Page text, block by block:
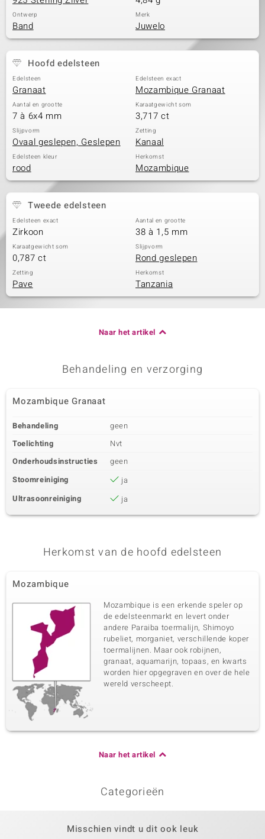
Ontwerp
Band
Merk
Juwelo
Hoofd edelsteen
Edelsteen
Granaat
Edelsteen exact
Mozambique Granaat
Aantal en grootte
7 à 6x4 mm
Karaatgewicht som
3,717 ct
Slijpvorm
Ovaal geslepen, Geslepen
Zetting
Kanaal
Edelsteen kleur
rood
Herkomst
Mozambique
Tweede edelsteen
Edelsteen exact
Zirkoon
Aantal en grootte
38 à 1,5 mm
Karaatgewicht som
0,787 ct
Slijpvorm
Rond geslepen
Zetting
Pave
Herkomst
Tanzania
Naar het artikel
Behandeling en verzorging
Mozambique Granaat
Behandeling
geen
Toelichting
Nvt
Onderhoudsinstructies
geen
Stoomreiniging
ja
Ultrasoonreiniging
ja
Herkomst van de hoofd edelsteen
Mozambique
Mozambique is een erkende speler op
de edelsteenmarkt en levert onder
andere Paraiba toermalijn, Shimoyo
rubeliet, morganiet, verschillende koper
toermalijnen. Maar ook robijnen,
granaat, aquamarijn, topaas, en kwarts
worden hier opgegraven en over de hele
wereld verscheept.
Naar het artikel
Categorieën
Misschien vindt u dit ook leuk